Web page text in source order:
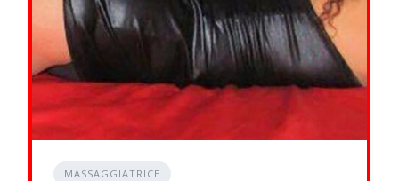
MASSAGGIATRICE